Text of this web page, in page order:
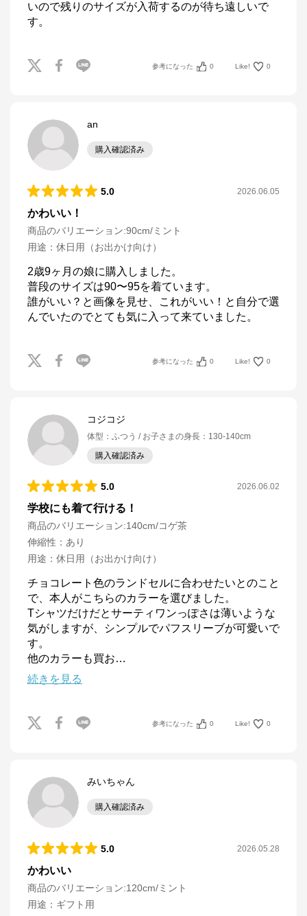
いので残りのサイズが入荷するのが待ち遠しいで
す。
参考になった 0 Like! 0
an
購入確認済み
5.0 2026.06.05
かわいい！
商品のバリエーション:90cm/ミント
用途 ： 休日用（お出かけ向け）
2歳9ヶ月の娘に購入しました。
普段のサイズは90〜95を着ています。
誰がいい？と画像を見せ、これがいい！と自分で選
んでいたのでとても気に入って来ていました。
参考になった 0 Like! 0
コジコジ
体型 ： ふつう お子さまの身長 ： 130-140cm
購入確認済み
5.0 2026.06.02
学校にも着て行ける！
商品のバリエーション:140cm/コゲ茶
伸縮性 ： あり
用途 ： 休日用（お出かけ向け）
チョコレート色のランドセルに合わせたいとのこと
で、本人がこちらのカラーを選びました。
Tシャツだけだとサーティワンっぽさは薄いような
気がしますが、シンプルでパフスリーブが可愛いで
す。
他のカラーも買お…
続きを見る
参考になった 0 Like! 0
みいちゃん
購入確認済み
5.0 2026.05.28
かわいい
商品のバリエーション:120cm/ミント
用途 ： ギフト用